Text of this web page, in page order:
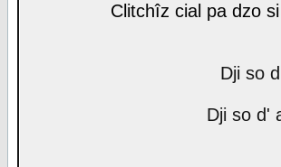
Clitchîz cial pa dzo
Dji so
Dji so d'